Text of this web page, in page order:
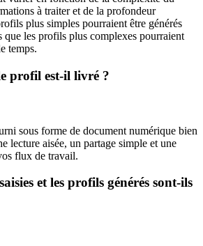
à traiter et de la profondeur
plus simples pourraient être générés
que les profils plus complexes pourraient
temps.
profil est-il livré ?
sous forme de document numérique bien
lecture aisée, un partage simple et une
flux de travail.
et les profils générés sont-ils